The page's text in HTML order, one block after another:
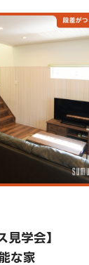
見学会】
な家